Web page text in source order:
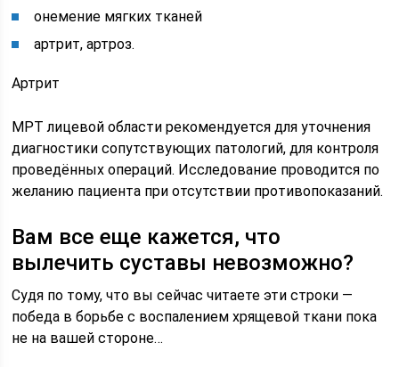
онемение мягких тканей
артрит, артроз.
Артрит
МРТ лицевой области рекомендуется для уточнения
диагностики сопутствующих патологий, для контроля
проведённых операций. Исследование проводится по
желанию пациента при отсутствии противопоказаний.
Вам все еще кажется, что
вылечить суставы невозможно?
Судя по тому, что вы сейчас читаете эти строки —
победа в борьбе с воспалением хрящевой ткани пока
не на вашей стороне…